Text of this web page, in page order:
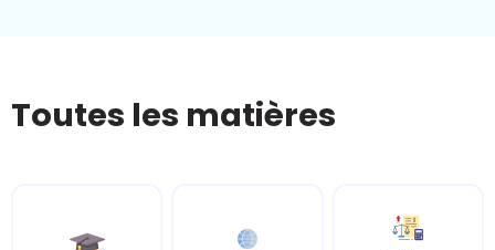
Toutes les matières